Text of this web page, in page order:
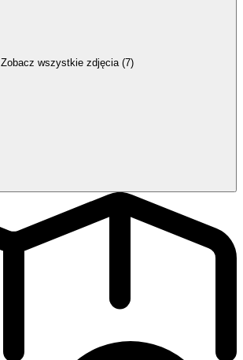
Zobacz wszystkie zdjęcia (7)